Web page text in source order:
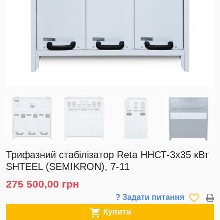
Трифазний стабілізатор Reta ННСТ-3х35 кВт
SHTEEL (SEMIKRON), 7-11
275 500,00 грн
? Задати питання favorite_border
 Купити